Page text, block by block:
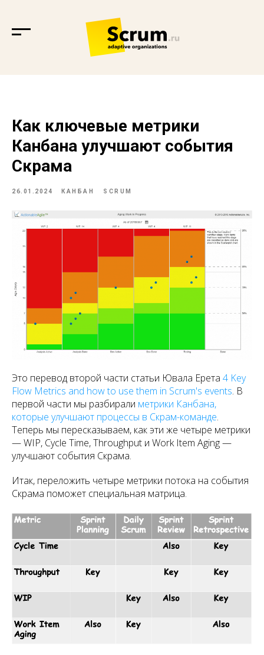
Как ключевые метрики
Канбана улучшают события
Скрама
26.01.2024 КАНБАН SCRUM
Это перевод второй части статьи Ювала Ерета 4 Key
Flow Metrics and how to use them in Scrum's events. В
первой части мы разбирали метрики Канбана,
которые улучшают процессы в Скрам-команде.
Теперь мы пересказываем, как эти же четыре метрики
— WIP, Cycle Time, Throughput и Work Item Aging —
улучшают события Скрама.
Итак, переложить четыре метрики потока на события
Скрама поможет специальная матрица.